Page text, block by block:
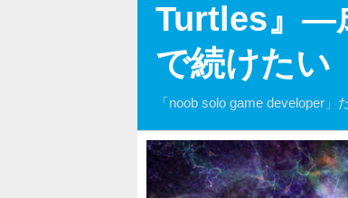
Turtles』―
で続けたい
「noob solo game developer